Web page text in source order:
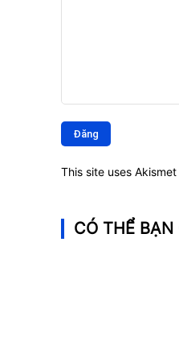
luận:
This site uses
CÓ THỂ